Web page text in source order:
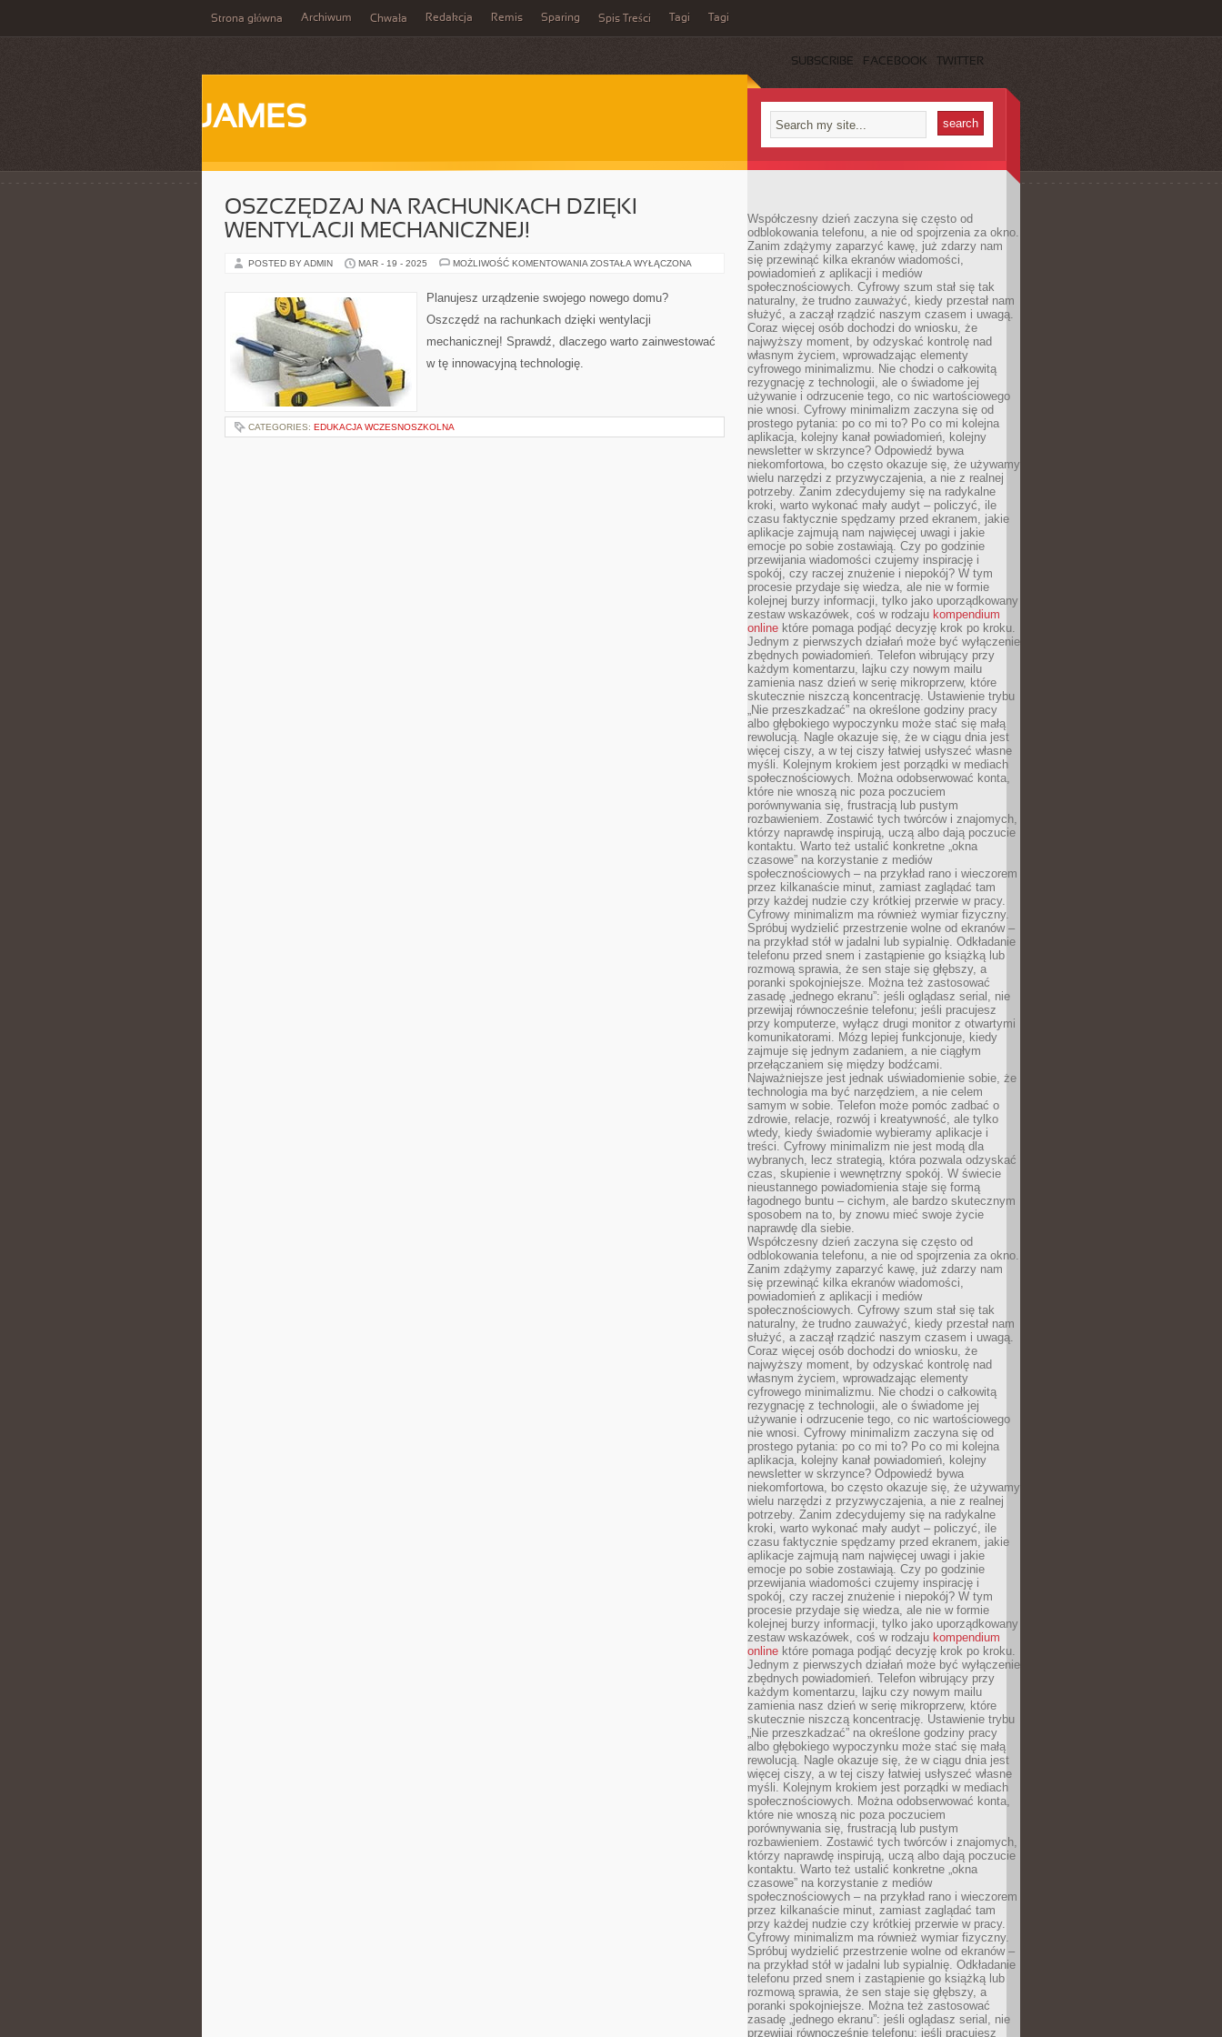
Strona główna Archiwum Chwała Redakcja Remis Sparing Spis Treści Tagi Tagi
SUBSCRIBE FACEBOOK TWITTER
JAMES
OSZCZĘDZAJ NA RACHUNKACH DZIĘKI
WENTYLACJI MECHANICZNEJ!
POSTED BY ADMIN MAR - 19 - 2025 MOŻLIWOŚĆ KOMENTOWANIA OSZCZĘDZAJ
WENTYLACJI
ZOSTAŁA WYŁĄCZONA
Planujesz urządzenie swojego nowego domu?
Oszczędź na rachunkach dzięki wentylacji
mechanicznej! Sprawdź, dlaczego warto zainwestować
w tę innowacyjną technologię.
CATEGORIES: EDUKACJA WCZESNOSZKOLNA
Współczesny dzień zaczyna się często od
odblokowania telefonu, a nie od spojrzenia za okno.
Zanim zdążymy zaparzyć kawę, już zdarzy nam
się przewinąć kilka ekranów wiadomości,
powiadomień z aplikacji i mediów
społecznościowych. Cyfrowy szum stał się tak
naturalny, że trudno zauważyć, kiedy przestał nam
służyć, a zaczął rządzić naszym czasem i uwagą.
Coraz więcej osób dochodzi do wniosku, że
najwyższy moment, by odzyskać kontrolę nad
własnym życiem, wprowadzając elementy
cyfrowego minimalizmu. Nie chodzi o całkowitą
rezygnację z technologii, ale o świadome jej
używanie i odrzucenie tego, co nic wartościowego
nie wnosi. Cyfrowy minimalizm zaczyna się od
prostego pytania: po co mi to? Po co mi kolejna
aplikacja, kolejny kanał powiadomień, kolejny
newsletter w skrzynce? Odpowiedź bywa
niekomfortowa, bo często okazuje się, że używamy
wielu narzędzi z przyzwyczajenia, a nie z realnej
potrzeby. Zanim zdecydujemy się na radykalne
kroki, warto wykonać mały audyt – policzyć, ile
czasu faktycznie spędzamy przed ekranem, jakie
aplikacje zajmują nam najwięcej uwagi i jakie
emocje po sobie zostawiają. Czy po godzinie
przewijania wiadomości czujemy inspirację i
spokój, czy raczej znużenie i niepokój? W tym
procesie przydaje się wiedza, ale nie w formie
kolejnej burzy informacji, tylko jako uporządkowany
zestaw wskazówek, coś w rodzaju kompendium
online które pomaga podjąć decyzję krok po kroku.
Jednym z pierwszych działań może być wyłączenie
zbędnych powiadomień. Telefon wibrujący przy
każdym komentarzu, lajku czy nowym mailu
zamienia nasz dzień w serię mikroprzerw, które
skutecznie niszczą koncentrację. Ustawienie trybu
„Nie przeszkadzać” na określone godziny pracy
albo głębokiego wypoczynku może stać się małą
rewolucją. Nagle okazuje się, że w ciągu dnia jest
więcej ciszy, a w tej ciszy łatwiej usłyszeć własne
myśli. Kolejnym krokiem jest porządki w mediach
społecznościowych. Można odobserwować konta,
które nie wnoszą nic poza poczuciem
porównywania się, frustracją lub pustym
rozbawieniem. Zostawić tych twórców i znajomych,
którzy naprawdę inspirują, uczą albo dają poczucie
kontaktu. Warto też ustalić konkretne „okna
czasowe” na korzystanie z mediów
społecznościowych – na przykład rano i wieczorem
przez kilkanaście minut, zamiast zaglądać tam
przy każdej nudzie czy krótkiej przerwie w pracy.
Cyfrowy minimalizm ma również wymiar fizyczny.
Spróbuj wydzielić przestrzenie wolne od ekranów –
na przykład stół w jadalni lub sypialnię. Odkładanie
telefonu przed snem i zastąpienie go książką lub
rozmową sprawia, że sen staje się głębszy, a
poranki spokojniejsze. Można też zastosować
zasadę „jednego ekranu”: jeśli oglądasz serial, nie
przewijaj równocześnie telefonu; jeśli pracujesz
przy komputerze, wyłącz drugi monitor z otwartymi
komunikatorami. Mózg lepiej funkcjonuje, kiedy
zajmuje się jednym zadaniem, a nie ciągłym
przełączaniem się między bodźcami.
Najważniejsze jest jednak uświadomienie sobie, że
technologia ma być narzędziem, a nie celem
samym w sobie. Telefon może pomóc zadbać o
zdrowie, relacje, rozwój i kreatywność, ale tylko
wtedy, kiedy świadomie wybieramy aplikacje i
treści. Cyfrowy minimalizm nie jest modą dla
wybranych, lecz strategią, która pozwala odzyskać
czas, skupienie i wewnętrzny spokój. W świecie
nieustannego powiadomienia staje się formą
łagodnego buntu – cichym, ale bardzo skutecznym
sposobem na to, by znowu mieć swoje życie
naprawdę dla siebie.
Współczesny dzień zaczyna się często od
odblokowania telefonu, a nie od spojrzenia za okno.
Zanim zdążymy zaparzyć kawę, już zdarzy nam
się przewinąć kilka ekranów wiadomości,
powiadomień z aplikacji i mediów
społecznościowych. Cyfrowy szum stał się tak
naturalny, że trudno zauważyć, kiedy przestał nam
służyć, a zaczął rządzić naszym czasem i uwagą.
Coraz więcej osób dochodzi do wniosku, że
najwyższy moment, by odzyskać kontrolę nad
własnym życiem, wprowadzając elementy
cyfrowego minimalizmu. Nie chodzi o całkowitą
rezygnację z technologii, ale o świadome jej
używanie i odrzucenie tego, co nic wartościowego
nie wnosi. Cyfrowy minimalizm zaczyna się od
prostego pytania: po co mi to? Po co mi kolejna
aplikacja, kolejny kanał powiadomień, kolejny
newsletter w skrzynce? Odpowiedź bywa
niekomfortowa, bo często okazuje się, że używamy
wielu narzędzi z przyzwyczajenia, a nie z realnej
potrzeby. Zanim zdecydujemy się na radykalne
kroki, warto wykonać mały audyt – policzyć, ile
czasu faktycznie spędzamy przed ekranem, jakie
aplikacje zajmują nam najwięcej uwagi i jakie
emocje po sobie zostawiają. Czy po godzinie
przewijania wiadomości czujemy inspirację i
spokój, czy raczej znużenie i niepokój? W tym
procesie przydaje się wiedza, ale nie w formie
kolejnej burzy informacji, tylko jako uporządkowany
zestaw wskazówek, coś w rodzaju kompendium
online które pomaga podjąć decyzję krok po kroku.
Jednym z pierwszych działań może być wyłączenie
zbędnych powiadomień. Telefon wibrujący przy
każdym komentarzu, lajku czy nowym mailu
zamienia nasz dzień w serię mikroprzerw, które
skutecznie niszczą koncentrację. Ustawienie trybu
„Nie przeszkadzać” na określone godziny pracy
albo głębokiego wypoczynku może stać się małą
rewolucją. Nagle okazuje się, że w ciągu dnia jest
więcej ciszy, a w tej ciszy łatwiej usłyszeć własne
myśli. Kolejnym krokiem jest porządki w mediach
społecznościowych. Można odobserwować konta,
które nie wnoszą nic poza poczuciem
porównywania się, frustracją lub pustym
rozbawieniem. Zostawić tych twórców i znajomych,
którzy naprawdę inspirują, uczą albo dają poczucie
kontaktu. Warto też ustalić konkretne „okna
czasowe” na korzystanie z mediów
społecznościowych – na przykład rano i wieczorem
przez kilkanaście minut, zamiast zaglądać tam
przy każdej nudzie czy krótkiej przerwie w pracy.
Cyfrowy minimalizm ma również wymiar fizyczny.
Spróbuj wydzielić przestrzenie wolne od ekranów –
na przykład stół w jadalni lub sypialnię. Odkładanie
telefonu przed snem i zastąpienie go książką lub
rozmową sprawia, że sen staje się głębszy, a
poranki spokojniejsze. Można też zastosować
zasadę „jednego ekranu”: jeśli oglądasz serial, nie
przewijaj równocześnie telefonu; jeśli pracujesz